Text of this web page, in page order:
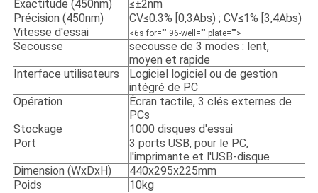
Exactitude (450nm)
≤±2nm
Précision (450nm)
CV≤0.3% [0,3Abs) ; CV≤1% [3,4Abs)
Vitesse d'essai
<6s for="" 96-well="" plate="">
Secousse
secousse de 3 modes : lent,
moyen et rapide
Interface utilisateurs
Logiciel logiciel ou de gestion
intégré de PC
Opération
Écran tactile, 3 clés externes de
PCs
Stockage
1000 disques d'essai
Port
3 ports USB, pour le PC,
l'imprimante et l'USB-disque
Dimension (WxDxH)
440x295x225mm
Poids
10kg